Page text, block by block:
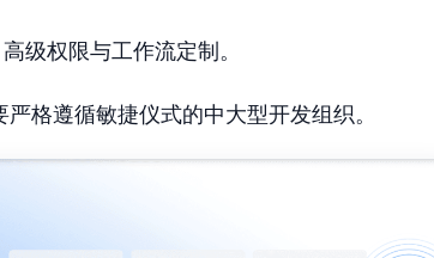
级权限与工作流定制。
格遵循敏捷仪式的中大型开发组织。